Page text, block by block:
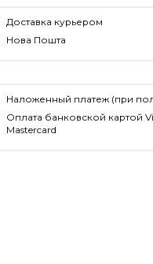
Доставка курьером
Нова Пошта
Наложенный платеж (при
Оплата банковской картой
Mastercard